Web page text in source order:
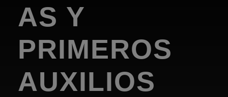
AS Y
PRIMEROS
AUXILIOS